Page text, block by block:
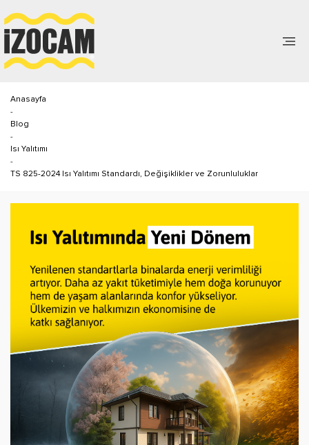
Anasayfa
-
Blog
-
Isı Yalıtımı
-
TS 825-2024 Isı Yalıtımı Standardı, Değişiklikler ve Zorunluluklar